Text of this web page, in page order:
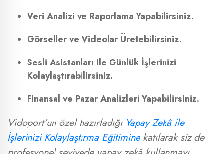
Veri Analizi ve Raporlama Yapabilirsiniz.
Görseller ve Videolar Üretebilirsiniz.
Sesli Asistanları ile Günlük İşlerinizi
Kolaylaştırabilirsiniz.
Finansal ve Pazar Analizleri Yapabilirsiniz.
Vidoport’un özel hazırladığı Yapay Zekâ ile
İşlerinizi Kolaylaştırma Eğitiminekatılarak siz de